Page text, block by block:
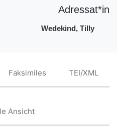
Adressat*in
Wedekind, Tilly
Faksimiles TEI/XML
Ansicht